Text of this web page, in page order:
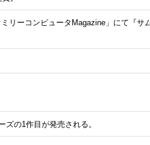
リーコンピュータMagazine」にて『サ
の1作目が発売される。